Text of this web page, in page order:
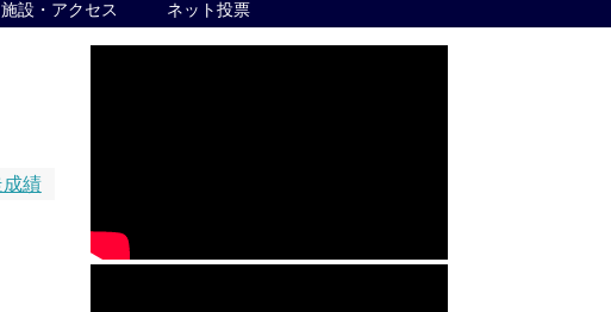
施設・アクセス ネット投票
績